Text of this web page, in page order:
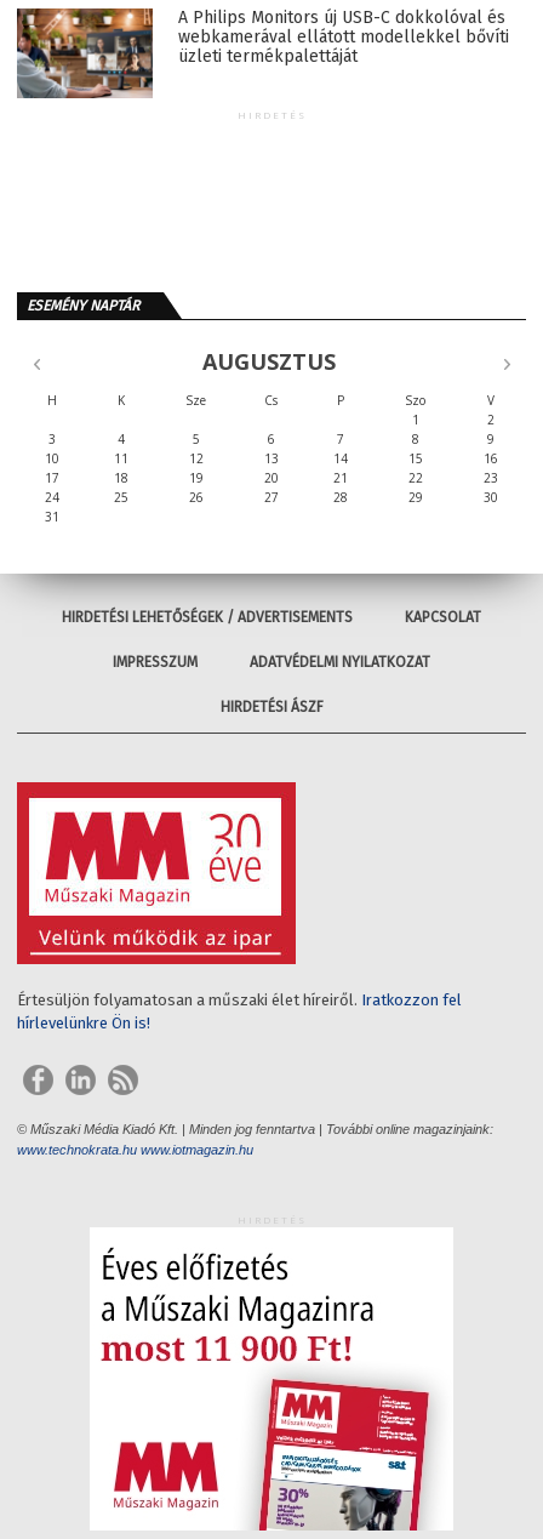
A Philips Monitors új USB-C dokkolóval és
webkamerával ellátott modellekkel bővíti
üzleti termékpalettáját
HIRDETÉS
ESEMÉNY NAPTÁR
AUGUSZTUS
H K Sze Cs P Szo
V
1
2
3
4 5 6 7 8
9
10
11 12 13 14 15
16
17
18 19 20 21 22
23
24
25 26 27 28 29
30
31
HIRDETÉSI LEHETŐSÉGEK / ADVERTISEMENTS KAPCSOLAT
IMPRESSZUM ADATVÉDELMI NYILATKOZAT
HIRDETÉSI ÁSZF
Értesüljön folyamatosan a műszaki élet híreiről. Iratkozzon fel
hírlevelünkre Ön is!
© Műszaki Média Kiadó Kft. | Minden jog fenntartva | További online magazinjaink:
www.technokrata.hu www.iotmagazin.hu
HIRDETÉS